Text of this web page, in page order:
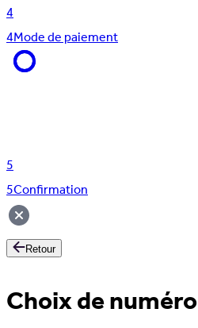
4
4Mode de paiement
5
5Confirmation
Retour
Choix de numéro